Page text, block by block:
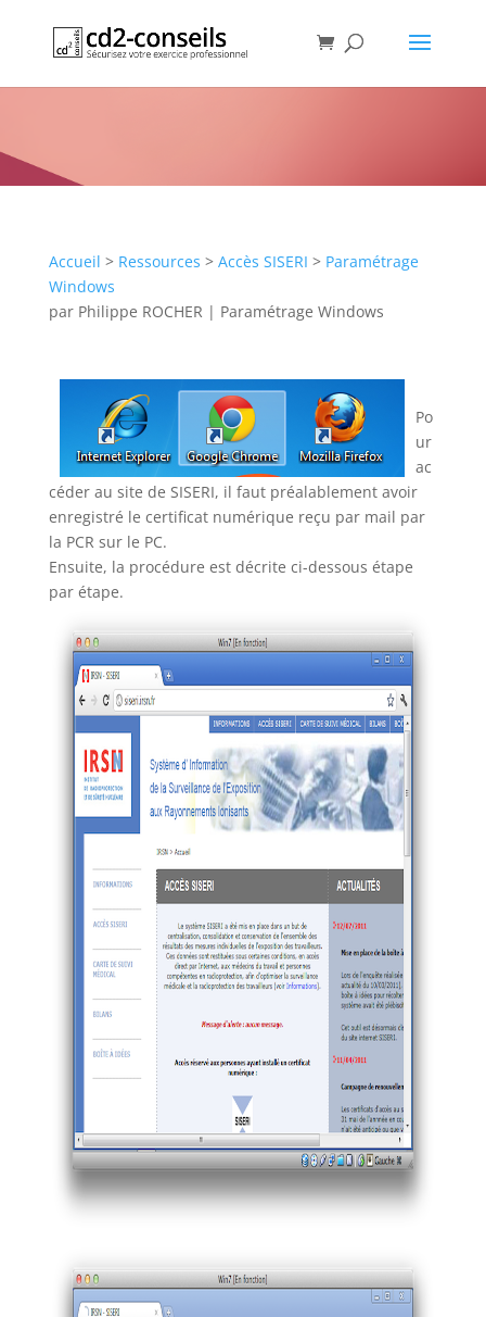
Consultation de SISERI avec
Publication
Accueil > Ressources > Accès SISERI > Paramétrage
Windows
par Philippe ROCHER | Paramétrage Windows
Po
ur
ac
céder au site de SISERI, il faut préalablement avoir
enregistré le certificat numérique reçu par mail par
la PCR sur le PC.
Ensuite, la procédure est décrite ci-dessous étape
par étape.